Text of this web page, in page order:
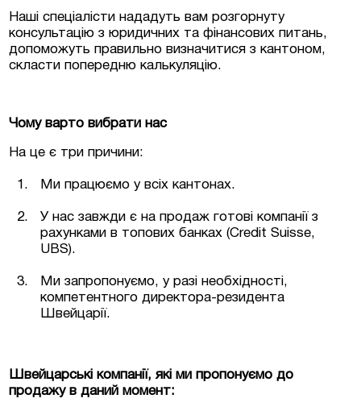
Наші спеціалісти нададуть вам розгорнуту
консультацію з юридичних та фінансових питань,
допоможуть правильно визначитися з кантоном,
скласти попередню калькуляцію.
Чому варто вибрати нас
На це є три причини:
Ми працюємо у всіх кантонах.
У нас завжди є на продаж готові компанії з
рахунками в топових банках (Credit Suisse,
UBS).
Ми запропонуємо, у разі необхідності,
компетентного директора-резидента
Швейцарії.
Швейцарські компанії, які ми пропонуємо до
продажу в даний момент: